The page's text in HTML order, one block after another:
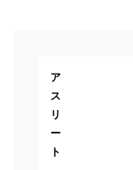
ア
ス
リ
ー
ト